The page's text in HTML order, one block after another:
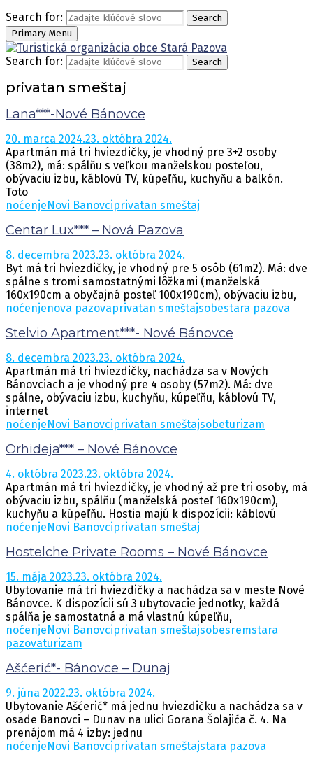
Search for:
Search
Primary Menu
Search for: Search
privatan smeštaj
Lana***-Nové Bánovce
20. marca 2024.23. októbra 2024.
Apartmán má tri hviezdičky, je vhodný pre 3+2 osoby
(38m2), má: spálňu s veľkou manželskou posteľou,
obývaciu izbu, káblovú TV, kúpeľňu, kuchyňu a balkón.
Toto
noćenje Novi Banovciprivatan smeštaj
Centar Lux*** – Nová Pazova
8. decembra 2023.23. októbra 2024.
Byt má tri hviezdičky, je vhodný pre 5 osôb (61m2). Má: dve
spálne s tromi samostatnými lôžkami (manželská
160x190cm a obyčajná posteľ 100x190cm), obývaciu izbu,
noćenjenova pazovaprivatan smeštajsobestara pazova
Stelvio Apartment***- Nové Bánovce
8. decembra 2023.23. októbra 2024.
Apartmán má tri hviezdičky, nachádza sa v Nových
Bánovciach a je vhodný pre 4 osoby (57m2). Má: dve
spálne, obývaciu izbu, kuchyňu, kúpeľňu, káblovú TV,
internet
noćenjeNovi Banovciprivatan smeštajsobeturizam
Orhideja*** – Nové Bánovce
4. októbra 2023.23. októbra 2024.
Apartmán má tri hviezdičky, je vhodný až pre tri osoby, má
obývaciu izbu, spálňu (manželská posteľ 160x190cm),
kuchyňu a kúpeľňu. Hostia majú k dispozícii: káblovú
noćenjeNovi Banovciprivatan smeštaj
Hostelche Private Rooms – Nové Bánovce
15. mája 2023.23. októbra 2024.
Ubytovanie má tri hviezdičky a nachádza sa v meste Nové
Bánovce. K dispozícii sú 3 ubytovacie jednotky, každá
spálňa je samostatná a má vlastnú kúpeľňu,
noćenjeNovi Banovciprivatan smeštajsobesremstara
pazovaturizam
Ašćerić*- Bánovce – Dunaj
9. júna 2022.23. októbra 2024.
Ubytovanie Ašćerić* má jednu hviezdičku a nachádza sa v
osade Banovci – Dunav na ulici Gorana Šolajića č. 4. Na
prenájom má 4 izby: jednu
noćenjeNovi Banovciprivatan smeštajstara pazova